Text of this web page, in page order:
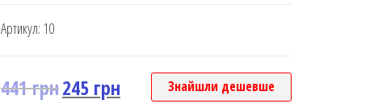
Артикул: 10
441грн245 грн Знайшли дешевше